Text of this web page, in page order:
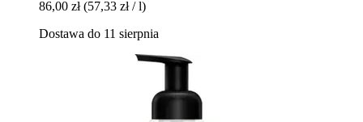
86,00 zł (57,33 zł / l)
Dostawa do 11 sierpnia